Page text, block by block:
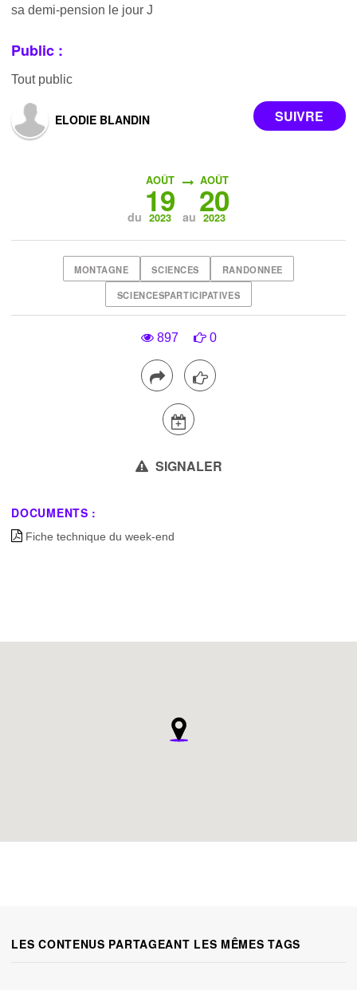
sa demi-pension le jour J
Public :
Tout public
ELODIE BLANDIN
du
AOÛT
19
2023 au
AOÛT
20
2023
MONTAGNE SCIENCES RANDONNEE
SCIENCESPARTICIPATIVES
897 0
SIGNALER
DOCUMENTS :
Fiche technique du week-end
LES CONTENUS PARTAGEANT LES MÊMES TAGS